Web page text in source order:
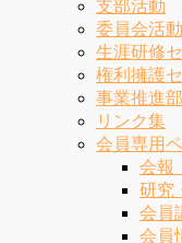
支部活動
委員会活動
生涯研修
権利擁護
事業推進部
リンク集
会員専用
会報
研究
会員
会員